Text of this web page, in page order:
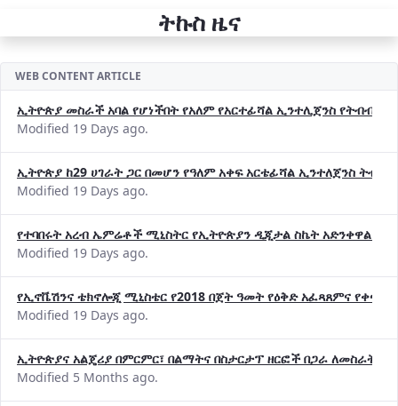
ትኩስ ዜና
WEB CONTENT ARTICLE
ኢትዮጵያ መስራች አባል የሆነችበት የአለም የአርተፊሻል ኢንተሊጀንስ የትብብር
Modified 19 Days ago.
ኢትዮጵያ ከ29 ሀገራት ጋር በመሆን የዓለም አቀፍ አርቴፊሻል ኢንተለጀንስ
Modified 19 Days ago.
የተባበሩት አረብ ኤምሬቶች ሚኒስትር የኢትዮጵያን ዲጂታል ስኬት አድንቀዋል
Modified 19 Days ago.
የኢኖቬሽንና ቴክኖሎጂ ሚኒስቴር የ2018 በጀት ዓመት የዕቅድ አፈጻጸምና
Modified 19 Days ago.
ኢትዮጵያና አልጄሪያ በምርምር፣ በልማትና በስታርታፕ ዘርፎች በጋራ ለመስራት
Modified 5 Months ago.